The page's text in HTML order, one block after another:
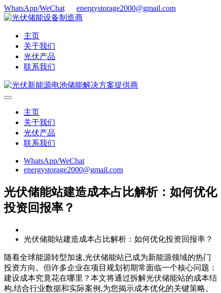
WhatsApp/WeChat energystorage2000@gmail.com
主页
关于我们
光伏产品
联系我们
主页
关于我们
光伏产品
联系我们
WhatsApp/WeChat
energystorage2000@gmail.com
光伏储能站建造成本占比解析：如何优化
投资回报率？
光伏储能站建造成本占比解析：如何优化投资回报率？
随着全球能源转型加速,光伏储能站已成为新能源领域的热门
投资方向。但许多企业在项目规划初期常面临一个核心问题：
建设成本究竟花在哪里？本文将通过拆解光伏储能站的成本结
构,结合行业数据和实际案例,为您揭示成本优化的关键策略。